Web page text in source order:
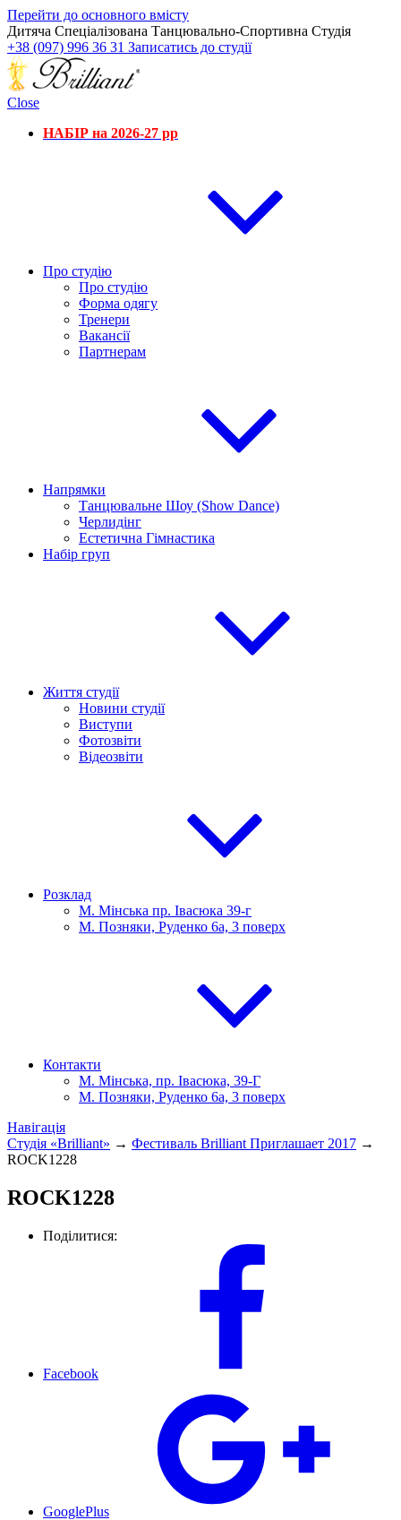
Перейти до основного вмісту
Дитяча Спеціалізована Танцювально-Спортивна Студія
+38 (097) 996 36 31 Записатись до студії
Close
НАБІР на 2026-27 рр
Про студію
Про студію
Форма одягу
Тренери
Вакансії
Партнерам
Напрямки
Танцювальне Шоу (Show Dance)
Черлидінг
Естетична Гімнастика
Набір груп
Життя студії
Новини студії
Виступи
Фотозвіти
Відеозвіти
Розклад
М. Мінська пр. Івасюка 39-г
М. Позняки, Руденко 6а, 3 поверх
Контакти
М. Мінська, пр. Івасюка, 39-Г
М. Позняки, Руденко 6а, 3 поверх
Навігація
Студія «Brilliant» → Фестиваль Brilliant Приглашает 2017 →
ROCK1228
ROCK1228
Поділитися:
Facebook
GooglePlus